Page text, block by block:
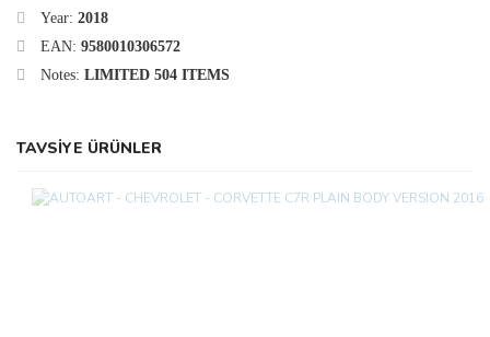
Year: 2018
EAN: 9580010306572
Notes: LIMITED 504 ITEMS
TAVSİYE ÜRÜNLER